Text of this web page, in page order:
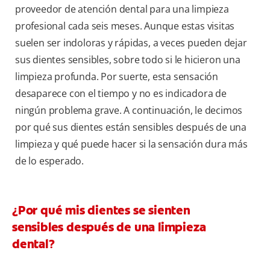
proveedor de atención dental para una limpieza
profesional cada seis meses. Aunque estas visitas
suelen ser indoloras y rápidas, a veces pueden dejar
sus dientes sensibles, sobre todo si le hicieron una
limpieza profunda. Por suerte, esta sensación
desaparece con el tiempo y no es indicadora de
ningún problema grave. A continuación, le decimos
por qué sus dientes están sensibles después de una
limpieza y qué puede hacer si la sensación dura más
de lo esperado.
¿Por qué mis dientes se sienten
sensibles después de una limpieza
dental?